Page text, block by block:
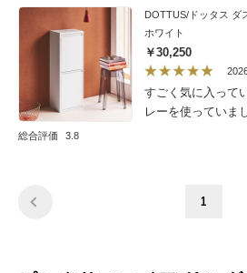
なのですが、大丈
柄もフリルも袖も
来るのが嬉しい！
たい」とワクワク
総合評価 3.8
ホワイト
￥30,250
すごく気に入って
レーを使っていま
らに買い替え。お
正解でした。
1